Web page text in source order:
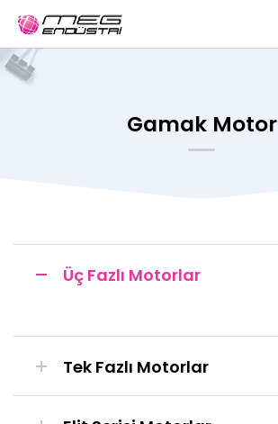
Gamak Motor
Üç Fazlı Motorlar
Tek Fazlı Motorlar